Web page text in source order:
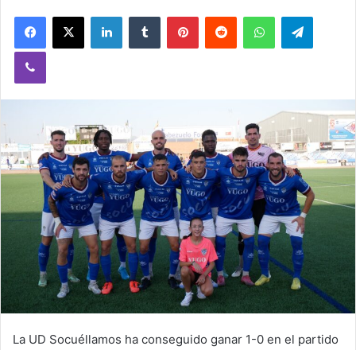
La UD Socuéllamos ha conseguido ganar 1-0 en el partido